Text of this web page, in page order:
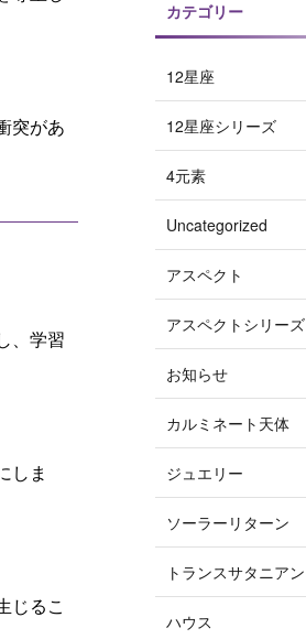
突があ
、学習
しま
じるこ
カテゴリー
12星座
12星座シリーズ
4元素
Uncategorized
アスペクト
アスペクトシリーズ
お知らせ
カルミネート天体
ジュエリー
ソーラーリターン
トランスサタニアン
ハウス